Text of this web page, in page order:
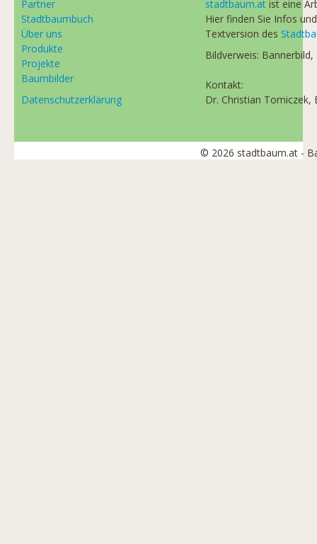
Partner
Stadtbaumbuch
Über uns
Produkte
Projekte
Baumbilder
Datenschutzerklärung
stadtbaum.at ist eine
Hier finden Sie Infos
Textversion des
Bildverweis: Bannerbild,
Kontakt:
Dr. Christian Tomiczek,
© 2026 stadtbaum.at -